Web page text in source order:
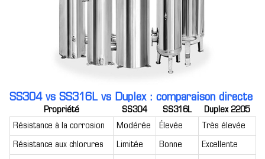
SS304 vs SS316L vs Duplex : comparaison directe
Propriété SS304 SS316L
Duplex 2205
Résistance à la corrosion
Modérée Élevée Très élevée
Résistance aux chlorures Limitée Bonne Excellente